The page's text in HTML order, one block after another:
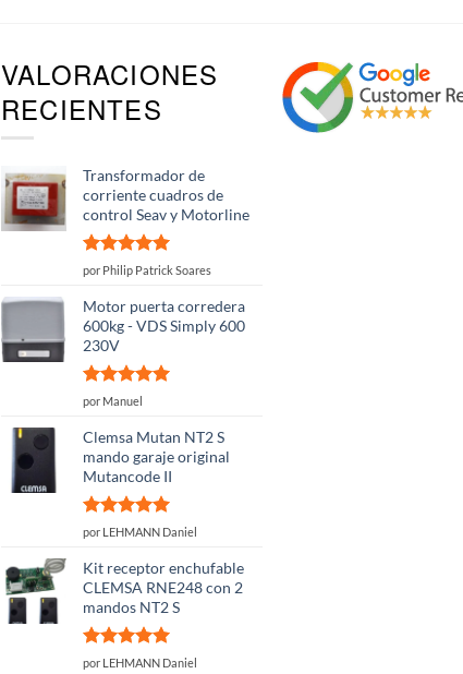
VALORACIONES
RECIENTES
Transformador de
corriente cuadros de
control Seav y Motorline
Valorado
por Philip Patrick Soares
Motor puerta corredera
600kg - VDS Simply 600
230V
Valorado
por Manuel
Clemsa Mutan NT2 S
mando garaje original
Mutancode II
Valorado
por LEHMANN Daniel
Kit receptor enchufable
CLEMSA RNE248 con 2
mandos NT2 S
Valorado
por LEHMANN Daniel